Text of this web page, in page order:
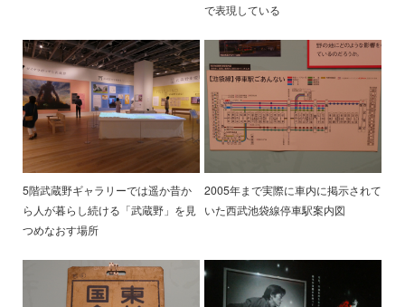
で表現している
5階武蔵野ギャラリーでは遥か昔か
ら人が暮らし続ける「武蔵野」を見
つめなおす場所
2005年まで実際に車内に掲示されて
いた西武池袋線停車駅案内図